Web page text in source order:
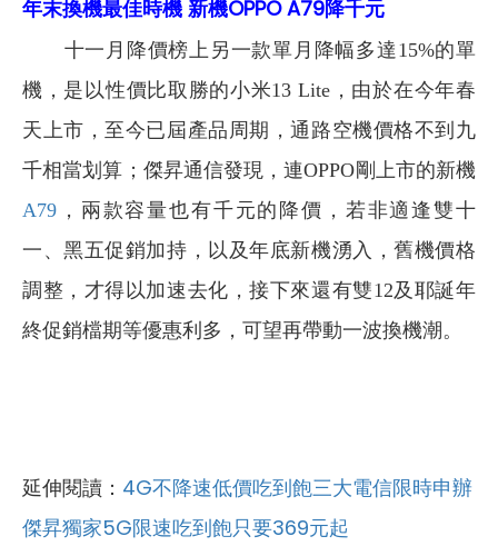
年末換機最佳時機 新機OPPO A79降千元
十一月降價榜上另一款單月降幅多達15%的單
機，是以性價比取勝的小米13 Lite，由於在今年春
天上市，至今已屆產品周期，通路空機價格不到九
千相當划算；傑昇通信發現，連OPPO剛上市的新機
A79 ，兩款容量也有千元的降價，若非適逢雙十
一、黑五促銷加持，以及年底新機湧入，舊機價格
調整，才得以加速去化，接下來還有雙12及耶誕年
終促銷檔期等優惠利多，可望再帶動一波換機潮。
延伸閱讀： 4G不降速低價吃到飽三大電信限時申辦
傑昇獨家5G限速吃到飽只要369元起